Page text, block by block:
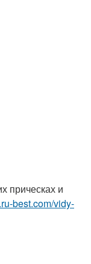
прическах и
best.com/vidy-